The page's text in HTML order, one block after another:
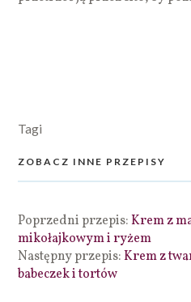
Tagi
ZOBACZ INNE PRZEPISY
Poprzedni przepis:Krem z
mikołajkowym i ryżem
Następny przepis:Krem z
babeczek i tortów